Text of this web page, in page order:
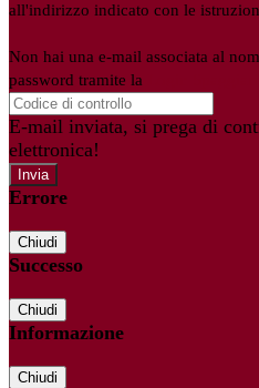
all'indirizzo indicato con le
Non hai una e-mail associata al
password tramite la
E-mail inviata, si prega di
elettronica!
Errore
Chiudi
Successo
Chiudi
Informazione
Chiudi